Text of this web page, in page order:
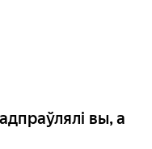
вы, а